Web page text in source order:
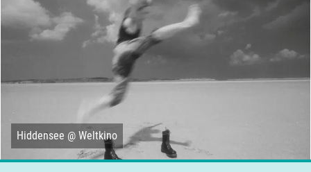
Hiddensee @ Weltkino